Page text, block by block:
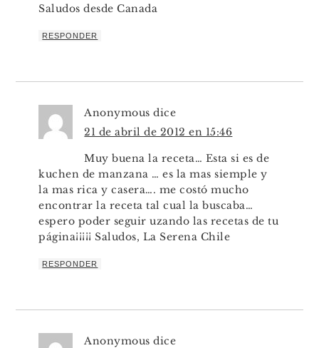
Saludos desde Canada
RESPONDER
Anonymous dice
21 de abril de 2012 en 15:46
Muy buena la receta… Esta si es de
kuchen de manzana … es la mas siemple y
la mas rica y casera…. me costó mucho
encontrar la receta tal cual la buscaba…
espero poder seguir uzando las recetas de tu
página¡¡¡¡¡ Saludos, La Serena Chile
RESPONDER
Anonymous dice